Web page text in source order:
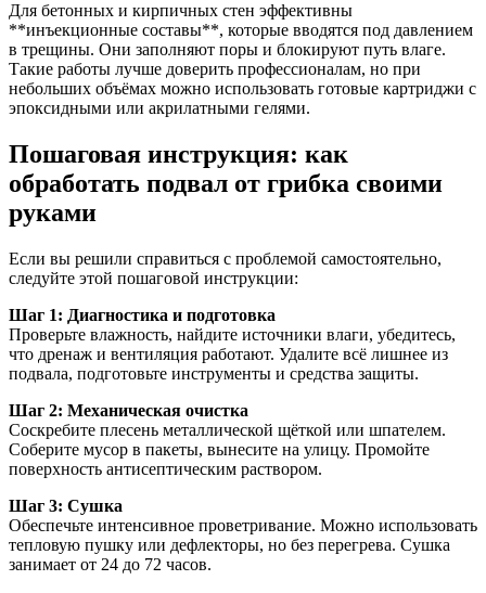
Для бетонных и кирпичных стен эффективны
**инъекционные составы**, которые вводятся под давлением
в трещины. Они заполняют поры и блокируют путь влаге.
Такие работы лучше доверить профессионалам, но при
небольших объёмах можно использовать готовые картриджи с
эпоксидными или акрилатными гелями.
Пошаговая инструкция: как
обработать подвал от грибка своими
руками
Если вы решили справиться с проблемой самостоятельно,
следуйте этой пошаговой инструкции:
Шаг 1: Диагностика и подготовка
Проверьте влажность, найдите источники влаги, убедитесь,
что дренаж и вентиляция работают. Удалите всё лишнее из
подвала, подготовьте инструменты и средства защиты.
Шаг 2: Механическая очистка
Соскребите плесень металлической щёткой или шпателем.
Соберите мусор в пакеты, вынесите на улицу. Промойте
поверхность антисептическим раствором.
Шаг 3: Сушка
Обеспечьте интенсивное проветривание. Можно использовать
тепловую пушку или дефлекторы, но без перегрева. Сушка
занимает от 24 до 72 часов.